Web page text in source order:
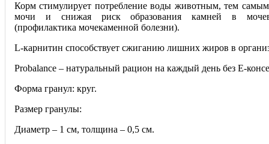
Корм стимулирует потребление воды животным, тем
мочи и снижая риск образования камней в
(профилактика мочекаменной болезни).
L-карнитин способствует сжиганию лишних жиров в
Probalance – натуральный рацион на каждый день без Е-
Форма гранул: круг.
Размер гранулы:
Диаметр – 1 см, толщина – 0,5 см.